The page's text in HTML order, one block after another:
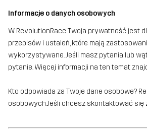
Informacje o danych osobowych
W RevolutionRace Twoja prywatność jest
przepisów i ustaleń, które mają
wykorzystywane. Jeśli masz pytania lub
pytanie. Więcej informacji na ten temat
Kto odpowiada za Twoje dane osobowe?
osobowych. Jeśli chcesz skontaktować się